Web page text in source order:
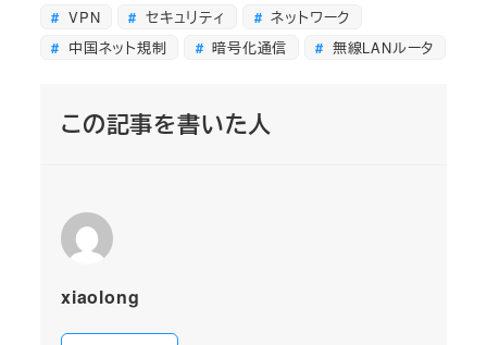
VPN
セキュリティ
ネットワーク
中国ネット規制
暗号化通信 無線LANルータ
この記事を書いた人
xiaolong